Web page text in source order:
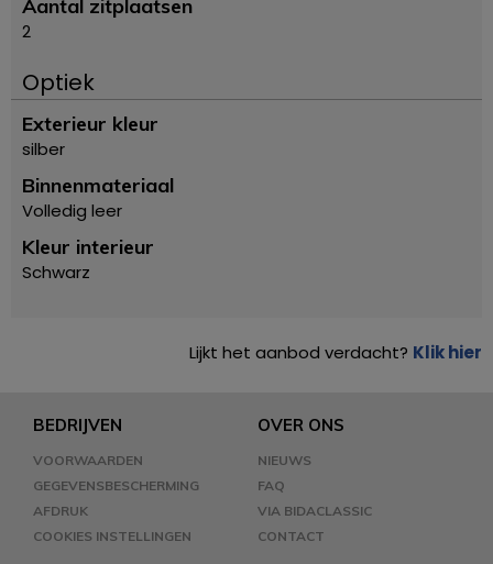
Aantal zitplaatsen
2
Optiek
Exterieur kleur
silber
Binnenmateriaal
Volledig leer
Kleur interieur
Schwarz
Lijkt het aanbod verdacht? Klik hier
BEDRIJVEN
VOORWAARDEN
GEGEVENSBESCHERMING
AFDRUK
COOKIES INSTELLINGEN
OVER ONS
NIEUWS
FAQ
VIA BIDACLASSIC
CONTACT